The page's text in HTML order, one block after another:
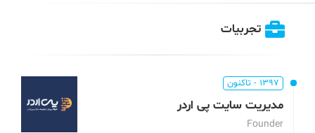
تجربیات
1397 - تاکنون
مدیریت سایت پی اردر
Founder